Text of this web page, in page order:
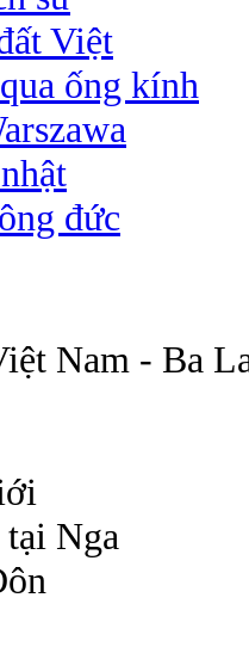
Việt
ống kính
đức
Nam - Ba
Nga